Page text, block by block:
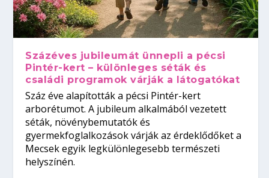
Százéves jubileumát ünnepli a pécsi
Pintér-kert – különleges séták és
családi programok várják a látogatókat
Száz éve alapították a pécsi Pintér-kert
arborétumot. A jubileum alkalmából vezetett
séták, növénybemutatók és
gyermekfoglalkozások várják az érdeklődőket a
Mecsek egyik legkülönlegesebb természeti
helyszínén.